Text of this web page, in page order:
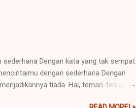
Dengan kata yang tak sempat
dengan sederhana Dengan
tiada. Hai, teman-teman.